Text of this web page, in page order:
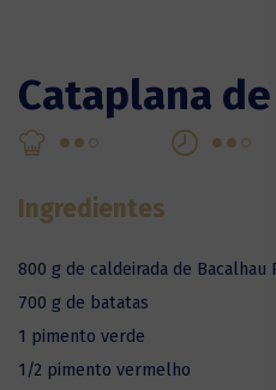
Cataplana
Ingredientes
800 g de caldeirada de
700 g de batatas
1 pimento verde
1/2 pimento vermelho